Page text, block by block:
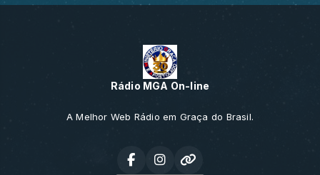
Rádio MGA On-line
A Melhor Web Rádio em Graça do Brasil.